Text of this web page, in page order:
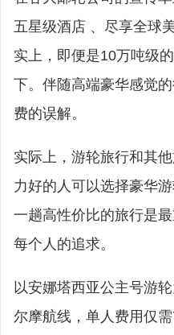
五星级酒店 、尽享全球
实上，即便是10万吨级
下。伴随高端豪华感觉
费的误解。
实际上，游轮旅行和其
力好的人可以选择豪华
一趟高性价比的旅行是
每个人的追求。
以安娜塔西亚公主号游
尔摩航线，单人费用仅